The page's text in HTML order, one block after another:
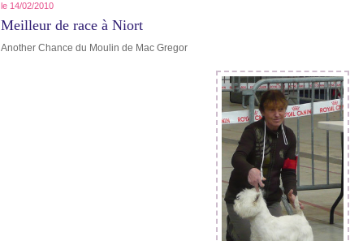
le 14/02/2010
Meilleur de race à Niort
Another Chance du Moulin de Mac Gregor